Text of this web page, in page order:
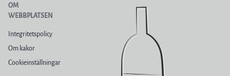
OM
WEBBPLATSEN
Integritetspolicy
Om kakor
Cookieinställningar